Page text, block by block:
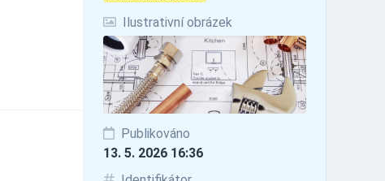
Ilustrativní obrázek
Publikováno
13. 5. 2026 16:36